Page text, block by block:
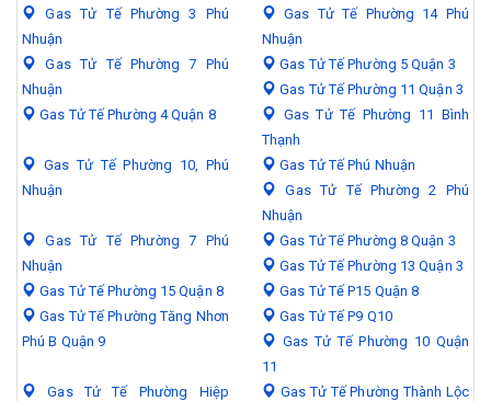
Gas Tử Tế Phường 3 Phú
Nhuận
Gas Tử Tế Phường 14 Phú
Nhuận
Gas Tử Tế Phường 7 Phú
Nhuận
Gas Tử Tế Phường 5 Quận 3
Gas Tử Tế Phường 11 Quận 3
Gas Tử Tế Phường 4 Quận 8
Gas Tử Tế Phường 11 Bình
Thạnh
Gas Tử Tế Phường 10, Phú
Nhuận
Gas Tử Tế Phú Nhuận
Gas Tử Tế Phường 2 Phú
Nhuận
Gas Tử Tế Phường 7 Phú
Nhuận
Gas Tử Tế Phường 8 Quận 3
Gas Tử Tế Phường 13 Quận 3
Gas Tử Tế Phường 15 Quận 8
Gas Tử Tế P15 Quận 8
Gas Tử Tế Phường Tăng Nhơn
Phú B Quận 9
Gas Tử Tế P9 Q10
Gas Tử Tế Phường 10 Quận
11
Gas Tử Tế Phường Hiệp
Gas Tử Tế Phường Thành Lộc